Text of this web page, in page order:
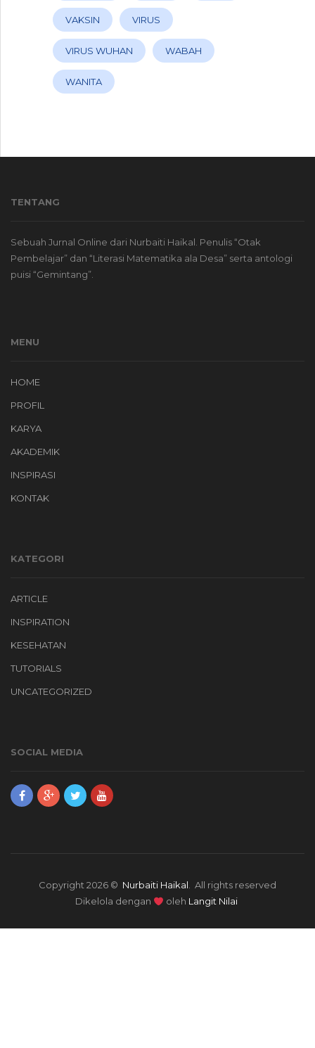
VAKSIN VIRUS
VIRUS WUHAN WABAH
WANITA
TENTANG
Sebuah Jurnal Online dari Nurbaiti Haikal. Penulis “Otak
Pembelajar” dan “Literasi Matematika ala Desa” serta antologi
puisi “Gemintang”.
MENU
HOME
PROFIL
KARYA
AKADEMIK
INSPIRASI
KONTAK
KATEGORI
ARTICLE
INSPIRATION
KESEHATAN
TUTORIALS
UNCATEGORIZED
SOCIAL MEDIA
Copyright 2026 © Nurbaiti Haikal. All rights reserved
Dikelola dengan
oleh Langit Nilai